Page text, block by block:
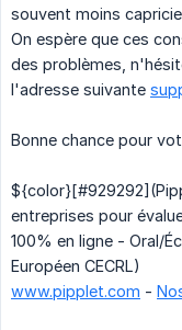
souvent moins
On espère que ces
des problèmes,
l'adresse suivante
Bonne chance pour
entreprises pour
100% en ligne - Oral/
Européen CECRL)
www.pipplet.com -